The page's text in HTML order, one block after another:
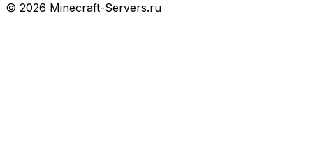
© 2026 Minecraft-Servers.ru